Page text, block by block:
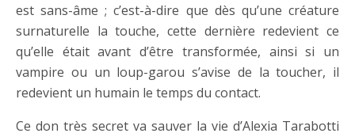
est sans-âme ; c’est-à-dire que dès qu’une créature
surnaturelle la touche, cette dernière redevient ce
qu’elle était avant d’être transformée, ainsi si un
vampire ou un loup-garou s’avise de la toucher, il
redevient un humain le temps du contact.
Ce don très secret va sauver la vie d’Alexia Tarabotti